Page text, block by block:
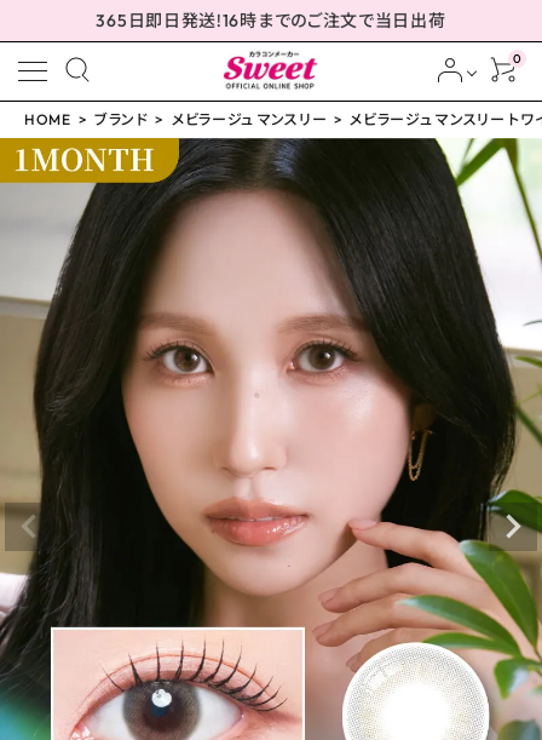
365日即日発送!16時までのご注文で当日出荷
0
meeting_room ログイン person 会員登録
メビラージュ マンスリー
トワイライトリリー 14.2
mm
配送方法について
発送について
お支払い方法について
HOME ブランド メビラージュ マンスリー メビラージュ マンスリー ト